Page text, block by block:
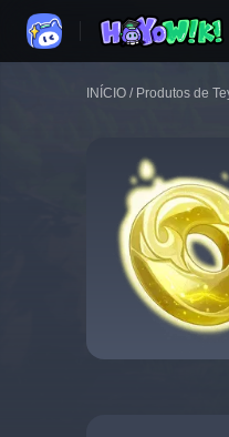
INÍCIO / Produtos de